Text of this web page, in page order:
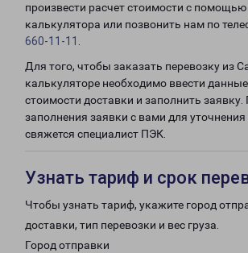
произвести расчет стоимости с
калькулятора или позвонить нам по
660-11-11
Для того, чтобы заказать перевозку из
калькуляторе необходимо ввести
стоимости доставки и заполнить заявку.
заполнения заявки с вами для уточнения
свяжется специалист ПЭК.
Узнать тариф и срок
Чтобы узнать тариф, укажите город
доставки, тип перевозки и вес груза.
Город отправки